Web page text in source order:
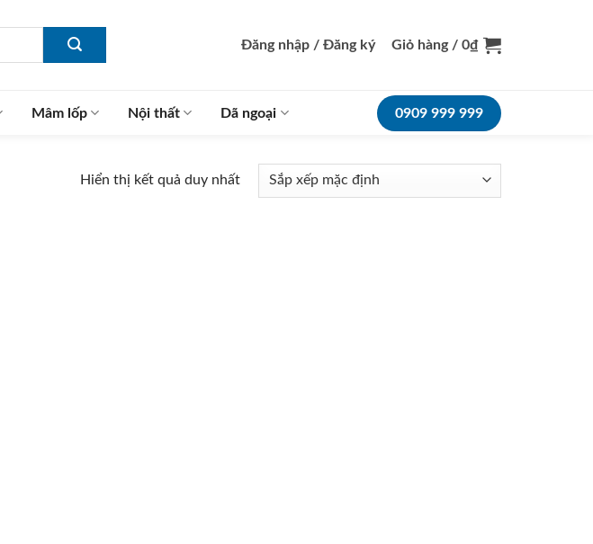
Đăng nhập / Đăng ký Giỏ hàng / 0₫
Mâm lốp Nội thất Dã ngoại 0909 999 999
Hiển thị kết quả duy nhất